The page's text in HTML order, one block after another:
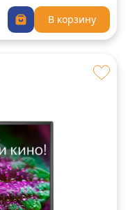
В корзину